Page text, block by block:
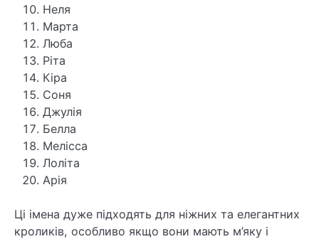
Неля
Марта
Люба
Ріта
Кіра
Соня
Джулія
Белла
Мелісса
Лоліта
Арія
Ці імена дуже підходять для ніжних та елегантних
кроликів, особливо якщо вони мають м’яку і